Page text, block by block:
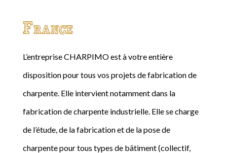
France
L’entreprise CHARPIMO est à votre entière
disposition pour tous vos projets de fabrication de
charpente. Elle intervient notamment dans la
fabrication de charpente industrielle. Elle se charge
de l’étude, de la fabrication et de la pose de
charpente pour tous types de bâtiment (collectif,